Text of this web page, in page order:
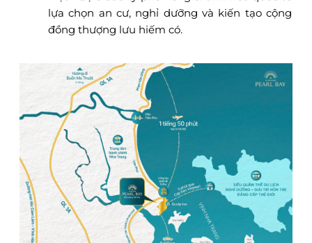
lựa chọn an cư, nghỉ dưỡng và kiến tạo cộng
đồng thượng lưu hiếm có.